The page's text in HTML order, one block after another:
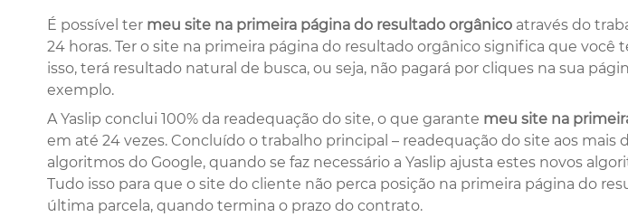
É possível ter meu site na primeira página do resultado orgânico através do
24 horas. Ter o site na primeira página do resultado orgânico significa que
isso, terá resultado natural de busca, ou seja, não pagará por cliques na sua
exemplo.
A Yaslip conclui 100% da readequação do site, o que garante meu site na
em até 24 vezes. Concluído o trabalho principal – readequação do site aos
algoritmos do Google, quando se faz necessário a Yaslip ajusta estes novos
Tudo isso para que o site do cliente não perca posição na primeira página do
última parcela, quando termina o prazo do contrato.